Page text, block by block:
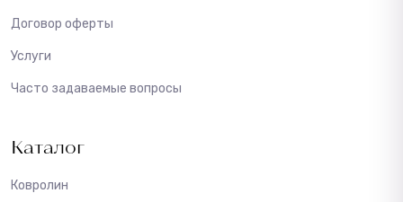
Договор оферты
Услуги
Часто задаваемые вопросы
Каталог
Ковролин